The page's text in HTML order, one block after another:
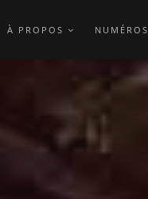
À PROPOS NUMÉROS